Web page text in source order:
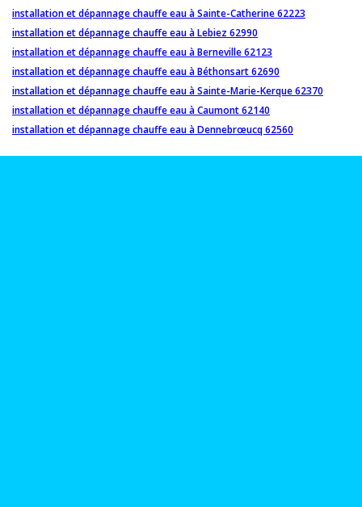
installation et dépannage chauffe eau à Sainte-Catherine 62223
installation et dépannage chauffe eau à Lebiez 62990
installation et dépannage chauffe eau à Berneville 62123
installation et dépannage chauffe eau à Béthonsart 62690
installation et dépannage chauffe eau à Sainte-Marie-Kerque 62370
installation et dépannage chauffe eau à Caumont 62140
installation et dépannage chauffe eau à Dennebrœucq 62560